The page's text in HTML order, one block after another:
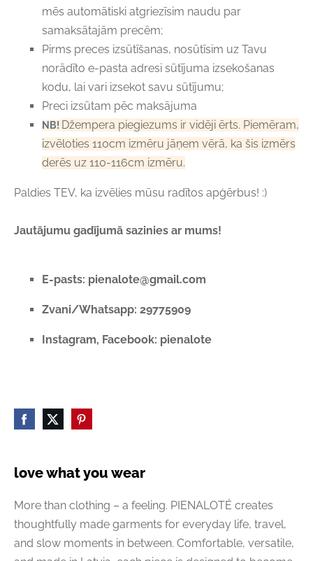
love what you wear
More than clothing – a feeling. PIENALOTÉ creates
thoughtfully made garments for everyday life, travel,
and slow moments in between. Comfortable, versatile,
mēs automātiski atgriezīsim naudu par
samaksātajām precēm;
Pirms preces izsūtīšanas, nosūtīsim uz Tavu
norādīto e-pasta adresi sūtījuma izsekošanas
kodu, lai vari izsekot savu sūtījumu;
Preci izsūtam pēc maksājuma
NB! Džempera piegiezums ir vidēji ērts. Piemēram,
izvēloties 110cm izmēru jāņem vērā, ka šis izmērs
derēs uz 110-116cm izmēru.
Paldies TEV, ka izvēlies mūsu radītos apģērbus! :)
Jautājumu gadījumā sazinies ar mums!
E-pasts: pienalote@gmail.com
Zvani/Whatsapp: 29775909
Instagram, Facebook: pienalote